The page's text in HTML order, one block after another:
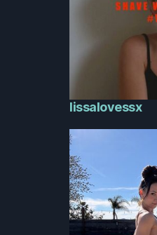
lissalovessx